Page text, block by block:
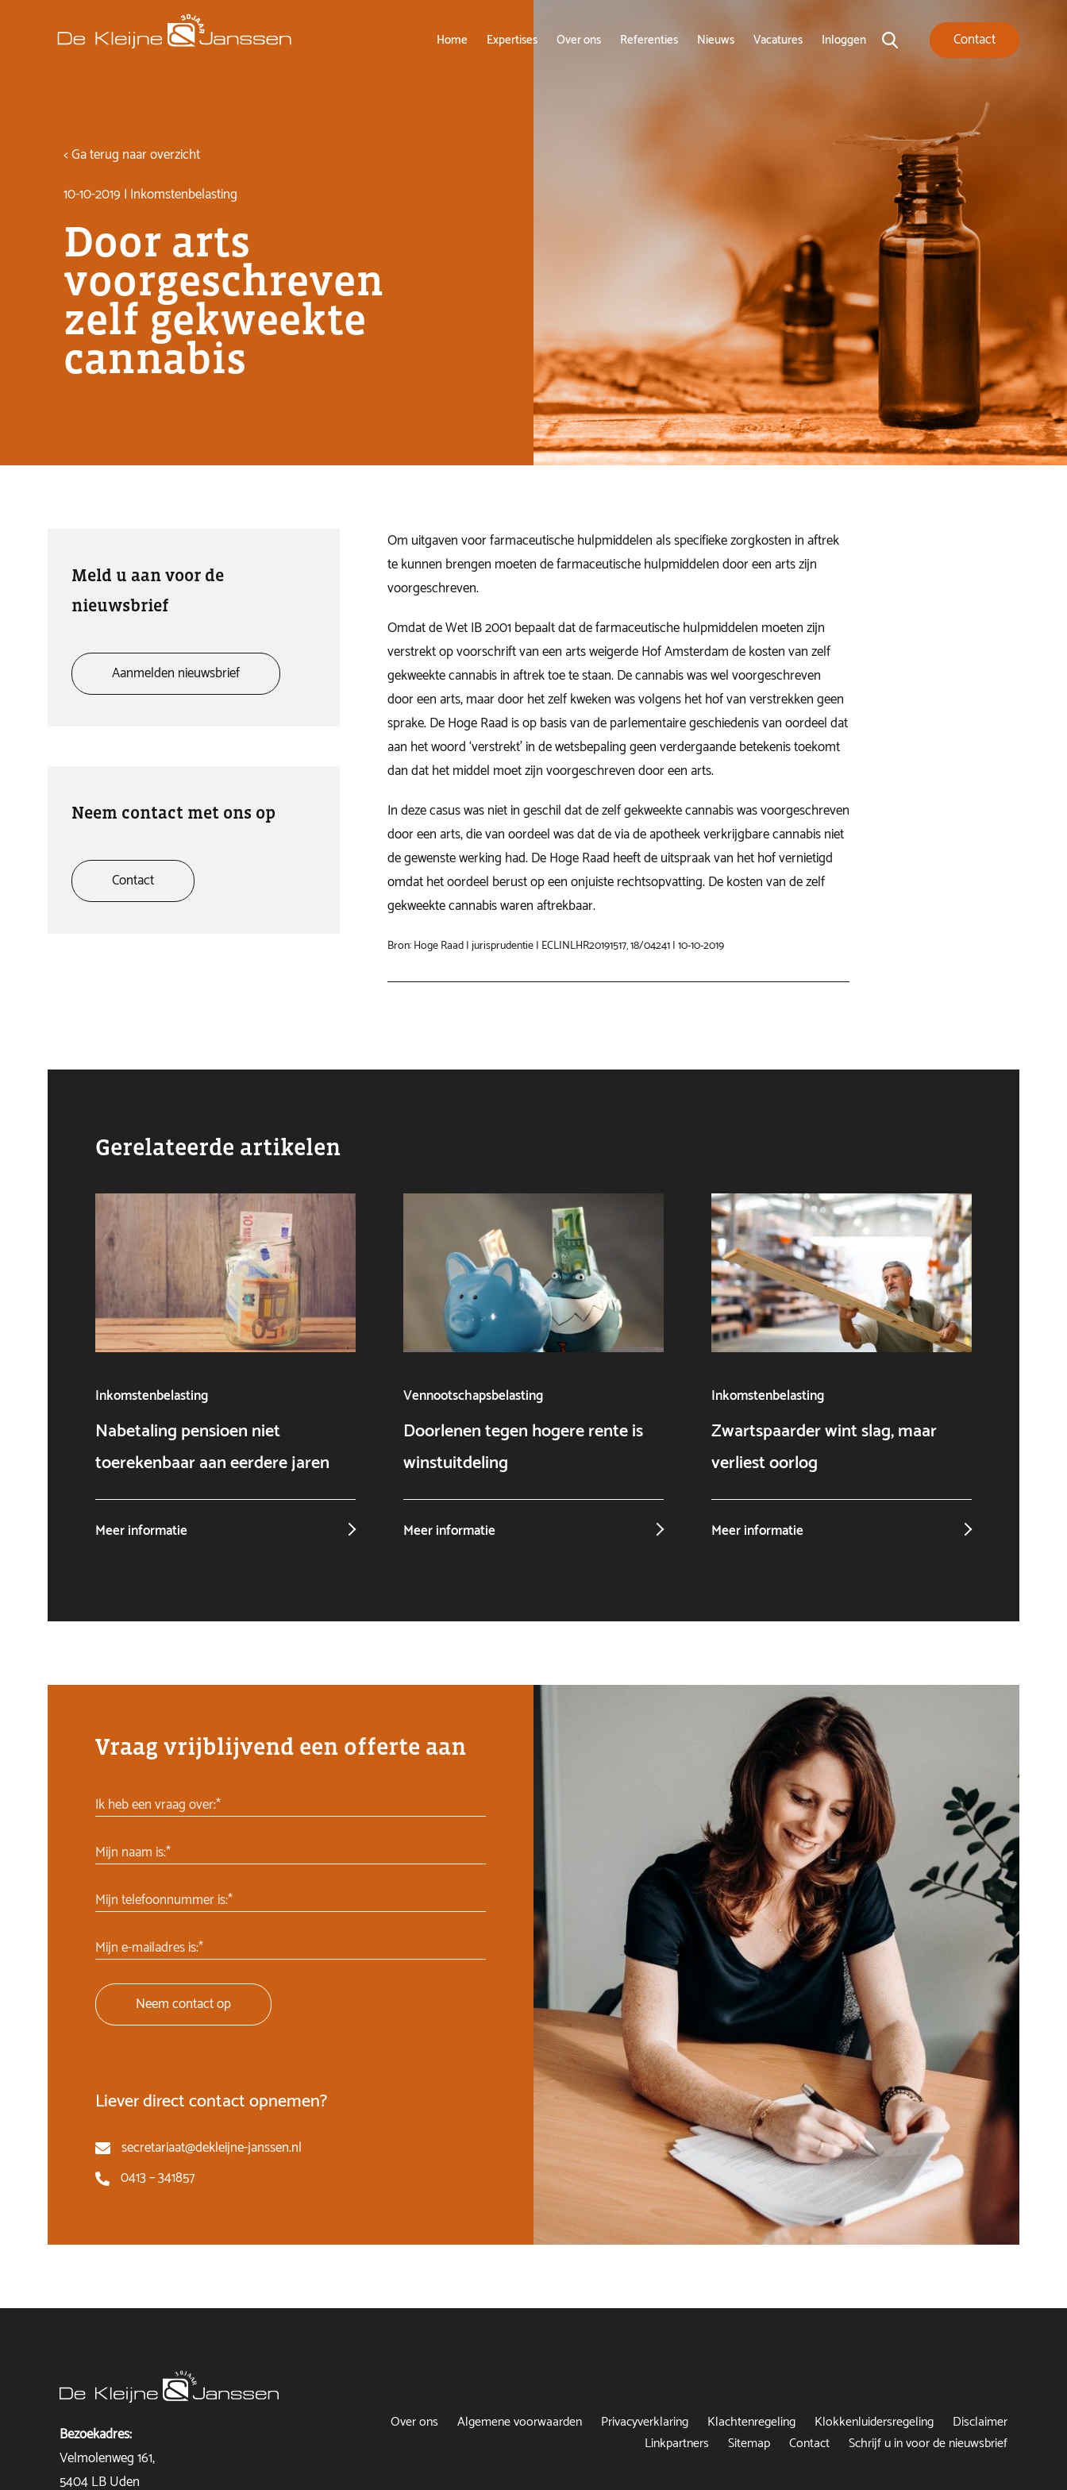
Home Expertises Over ons Referenties Nieuws Vacatures Inloggen Contact
< Ga terug naar overzicht
10-10-2019 | Inkomstenbelasting
Door arts
voorgeschreven
zelf gekweekte
cannabis
Meld u aan voor de
nieuwsbrief
Aanmelden nieuwsbrief
Neem contact met ons op
Contact
Om uitgaven voor farmaceutische hulpmiddelen als specifieke zorgkosten in aftrek
te kunnen brengen moeten de farmaceutische hulpmiddelen door een arts zijn
voorgeschreven.
Omdat de Wet IB 2001 bepaalt dat de farmaceutische hulpmiddelen moeten zijn
verstrekt op voorschrift van een arts weigerde Hof Amsterdam de kosten van zelf
gekweekte cannabis in aftrek toe te staan. De cannabis was wel voorgeschreven
door een arts, maar door het zelf kweken was volgens het hof van verstrekken geen
sprake. De Hoge Raad is op basis van de parlementaire geschiedenis van oordeel dat
aan het woord ‘verstrekt’ in de wetsbepaling geen verdergaande betekenis toekomt
dan dat het middel moet zijn voorgeschreven door een arts.
In deze casus was niet in geschil dat de zelf gekweekte cannabis was voorgeschreven
door een arts, die van oordeel was dat de via de apotheek verkrijgbare cannabis niet
de gewenste werking had. De Hoge Raad heeft de uitspraak van het hof vernietigd
omdat het oordeel berust op een onjuiste rechtsopvatting. De kosten van de zelf
gekweekte cannabis waren aftrekbaar.
Bron: Hoge Raad | jurisprudentie | ECLINLHR20191517, 18/04241 | 10-10-2019
Gerelateerde artikelen
Inkomstenbelasting
Nabetaling pensioen niet
toerekenbaar aan eerdere jaren
Meer informatie
Vennootschapsbelasting
Doorlenen tegen hogere rente is
winstuitdeling
Meer informatie
Inkomstenbelasting
Zwartspaarder wint slag, maar
verliest oorlog
Meer informatie
Vraag vrijblijvend een offerte aan
Ik heb een vraag over:*
Mijn naam is:*
Mijn telefoonnummer is:*
Mijn e-mailadres is:*
Neem contact op
Liever direct contact opnemen?
secretariaat@dekleijne-janssen.nl
0413 – 341857
Bezoekadres:
Velmolenweg 161,
5404 LB Uden
Over ons Algemene voorwaarden Privacyverklaring Klachtenregeling Klokkenluidersregeling
Disclaimer
Linkpartners
Sitemap Contact Schrijf u in voor de nieuwsbrief